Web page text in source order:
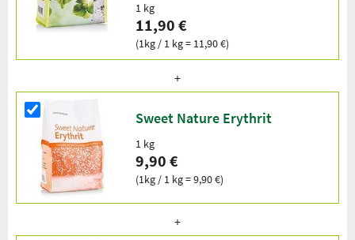
1 kg
11,90 €
(1kg / 1 kg = 11,90 €)
Sweet Nature Erythrit
1 kg
9,90 €
(1kg / 1 kg = 9,90 €)